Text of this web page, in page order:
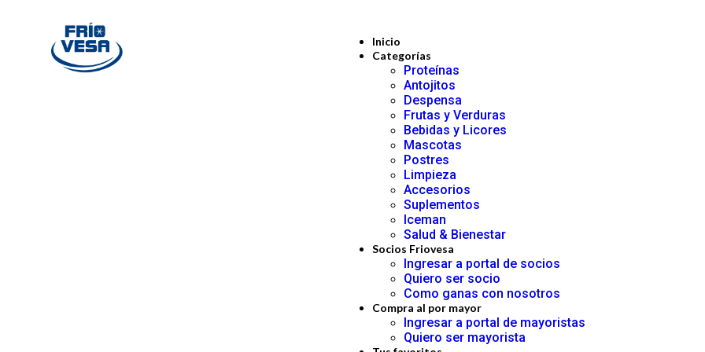
Inicio
Categorías
Proteínas
Antojitos
Despensa
Frutas y Verduras
Bebidas y Licores
Mascotas
Postres
Limpieza
Accesorios
Suplementos
Iceman
Salud & Bienestar
Socios Friovesa
Ingresar a portal de socios
Quiero ser socio
Como ganas con nosotros
Compra al por mayor
Ingresar a portal de mayoristas
Quiero ser mayorista